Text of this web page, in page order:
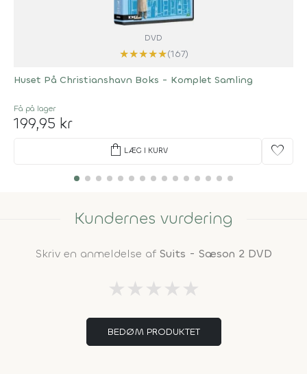
DVD
★★★★★(167)
Huset På Christianshavn Boks - Komplet Samling
Få på lager
199,95 kr
shopping_bag LÆG I KURV favorite
Kundernes vurdering
Skriv en anmeldelse af Suits - Sæson 2 DVD
★ ★ ★ ★ ★
BEDØM PRODUKTET